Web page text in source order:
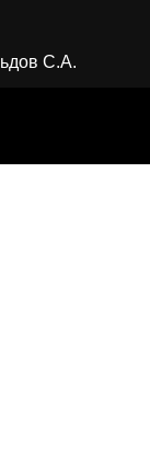
С.А.